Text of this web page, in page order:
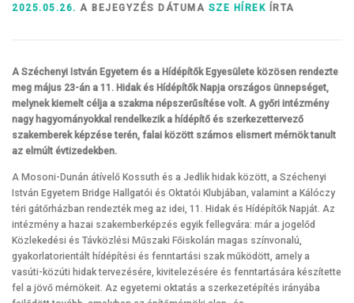
2025.05.26. A BEJEGYZÉS DÁTUMA SZE HÍREK ÍRTA
A Széchenyi István Egyetem és a Hídépítők Egyesülete közösen rendezte
meg május 23-án a 11. Hidak és Hídépítők Napja országos ünnepséget,
melynek kiemelt célja a szakma népszerűsítése volt. A győri intézmény
nagy hagyományokkal rendelkezik a hídépítő és szerkezettervező
szakemberek képzése terén, falai között számos elismert mérnök tanult
az elmúlt évtizedekben.
A Mosoni-Dunán átívelő Kossuth és a Jedlik hidak között, a Széchenyi
István Egyetem Bridge Hallgatói és Oktatói Klubjában, valamint a Kálóczy
téri gátőrházban rendezték meg az idei, 11. Hidak és Hídépítők Napját. Az
intézmény a hazai szakemberképzés egyik fellegvára: már a jogelőd
Közlekedési és Távközlési Műszaki Főiskolán magas színvonalú,
gyakorlatorientált hídépítési és fenntartási szak működött, amely a
vasúti-közúti hidak tervezésére, kivitelezésére és fenntartására készítette
fel a jövő mérnökeit. Az egyetemi oktatás a szerkezetépítés irányába